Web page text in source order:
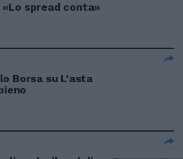
spread conta»
Borsa su L'asta